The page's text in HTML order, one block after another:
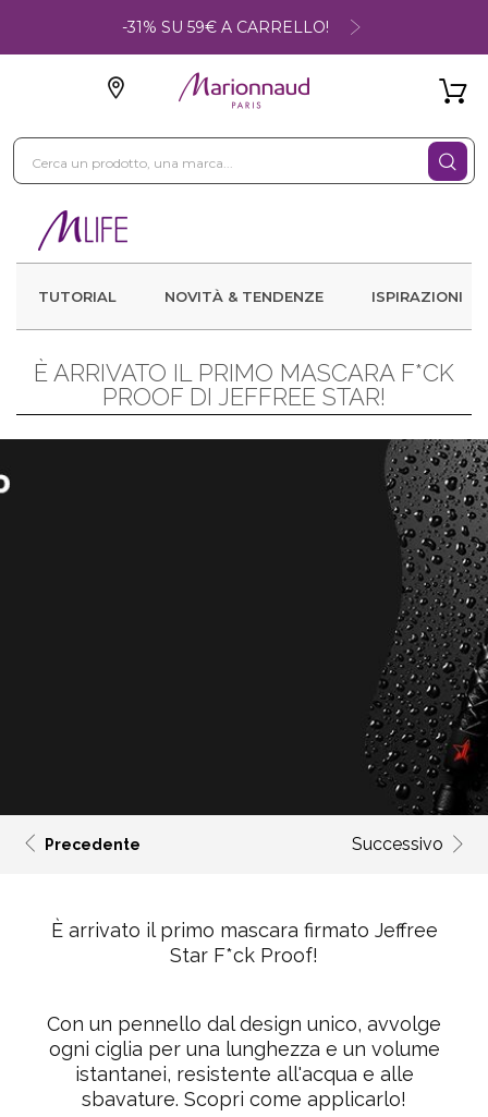
-31% SU 59€ A CARRELLO!
TUTORIAL NOVITÀ & TENDENZE ISPIRAZIONI
È ARRIVATO IL PRIMO MASCARA F*CK
PROOF DI JEFFREE STAR!
Precedente Successivo
È arrivato il primo mascara firmato Jeffree
Star F*ck Proof!
Con un pennello dal design unico, avvolge
ogni ciglia per una lunghezza e un volume
istantanei, resistente all'acqua e alle
sbavature. Scopri come applicarlo!